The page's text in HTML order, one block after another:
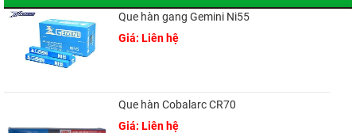
Que hàn gang Gemini Ni55
Giá: Liên hệ
Que hàn Cobalarc CR70
Giá: Liên hệ